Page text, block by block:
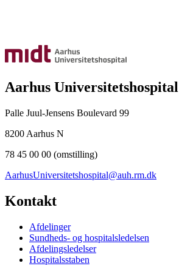
Aarhus Universitetshospital
Palle Juul-Jensens Boulevard 99
8200 Aarhus N
78 45 00 00 (omstilling)
AarhusUniversitetshospital@auh.rm.dk
Kontakt
Afdelinger
Sundheds- og hospitalsledelsen
Afdelingsledelser
Hospitalsstaben